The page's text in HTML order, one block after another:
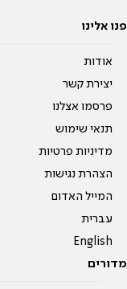
פנו אלינו
אודות
יצירת קשר
פרסמו אצלנו
תנאי שימוש
מדיניות פרטיות
הצהרת נגישות
המייל האדום
עברית
English
מדורים